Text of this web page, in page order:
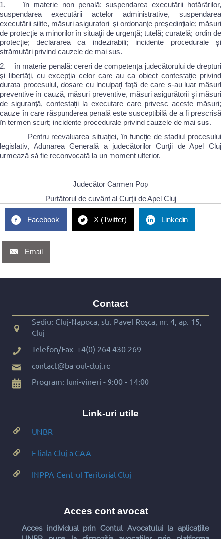
1. în materie non penală: suspendarea executării hotărârilor,
suspendarea executării actelor administrative, suspendarea
executării silite, măsuri asiguratorii şi ordonanţe preşedinţiale; măsuri
de protecţie a minorilor în situaţii de urgenţă; tutelă; curatelă; ordin de
protecţie; declararea ca indezirabili; incidente procedurale şi
strămutări privind cauzele de mai sus.
2. în materie penală: cereri de competenţa judecătorului de drepturi
şi libertăţi, cu excepţia celor care au ca obiect contestaţie privind
durata procesului, dosare cu inculpaţi faţă de care s-au luat măsuri
preventive în cauză, măsuri preventive, măsuri asigurătorii şi măsuri
de siguranţă, contestaţii la executare care privesc aceste măsuri;
cauze în care răspunderea penală este susceptibilă de a fi prescrisă
în termen scurt; incidente procedurale privind cauzele de mai sus.
Pentru reevaluarea situaţiei, în funcţie de stadiul procesului
legislativ, Adunarea Generală a judecătorilor Curţii de Apel Cluj
urmează să fie reconvocată la un moment ulterior.
Judecător Carmen Pop
Purtătorul de cuvânt al Curţii de Apel Cluj
Facebook X (Twitter) Linkedin
Email
Contact
Sediu: Cluj-Napoca, str. Pavel Roșca, nr. 4, ap. 15,
Cluj
Telefon/Fax: +4(0) 264 430 269
contact@baroul-cluj.ro
Program: luni-vineri - 9:00 - 14:00
Link-uri utile
UNBR
Filiala Cluj a CAA
INPPA Centrul Teritorial Cluj
Acces cont avocat
Acces individual prin Contul Avocatului la aplicațiile